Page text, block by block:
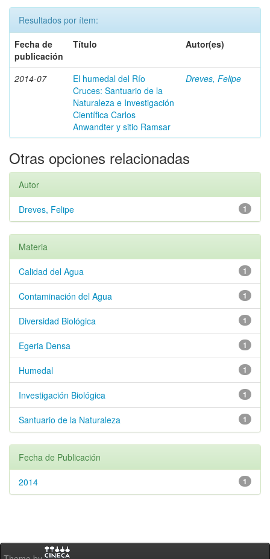
Resultados por ítem:
Fecha de
publicación
Título Autor(es)
2014-07
El humedal del Río
Cruces: Santuario de la
Naturaleza e Investigación
Científica Carlos
Anwandter y sitio Ramsar
Dreves, Felipe
Otras opciones relacionadas
Autor
1
Dreves, Felipe
Materia
1
Calidad del Agua
1
Contaminación del Agua
1
Diversidad Biológica
1
Egeria Densa
1
Humedal
1
Investigación Biológica
1
Santuario de la Naturaleza
Fecha de Publicación
1
2014